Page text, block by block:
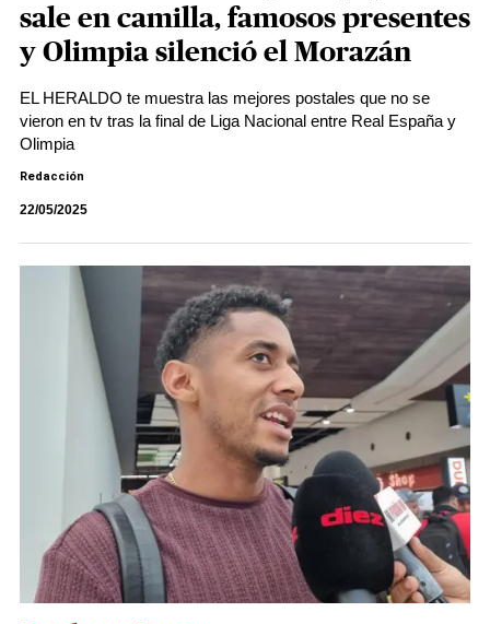
sale en camilla, famosos presentes
y Olimpia silenció el Morazán
EL HERALDO te muestra las mejores postales que no se
vieron en tv tras la final de Liga Nacional entre Real España y
Olimpia
Redacción
22/05/2025